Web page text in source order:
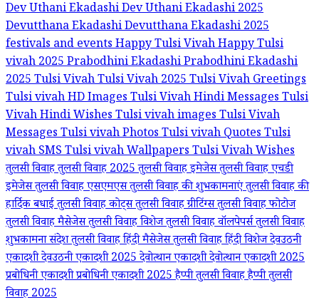
Dev Uthani EkadashiDev Uthani Ekadashi 2025
Devutthana EkadashiDevutthana Ekadashi 2025
festivals and eventsHappy Tulsi VivahHappy Tulsi
vivah 2025Prabodhini EkadashiPrabodhini Ekadashi
2025Tulsi VivahTulsi Vivah 2025Tulsi Vivah Greetings
Tulsi vivah HD ImagesTulsi Vivah Hindi MessagesTulsi
Vivah Hindi WishesTulsi vivah imagesTulsi Vivah
MessagesTulsi vivah PhotosTulsi vivah QuotesTulsi
vivah SMSTulsi vivah WallpapersTulsi Vivah Wishes
तुलसी विवाहतुलसी विवाह 2025तुलसी विवाह इमेजेसतुलसी विवाह एचडी
इमेजेसतुलसी विवाह एसएमएसतुलसी विवाह की शुभकामनाएंतुलसी विवाह की
हार्दिक बधाईतुलसी विवाह कोट्सतुलसी विवाह ग्रीटिंग्सतुलसी विवाह फोटोज
तुलसी विवाह मैसेजेसतुलसी विवाह विशेजतुलसी विवाह वॉलपेपर्सतुलसी विवाह
शुभकामना संदेशतुलसी विवाह हिंदी मैसेजेसतुलसी विवाह हिंदी विशेजदेवउठनी
एकादशीदेवउठनी एकादशी 2025देवोत्थान एकादशीदेवोत्थान एकादशी 2025
प्रबोधिनी एकादशीप्रबोधिनी एकादशी 2025हैप्पी तुलसी विवाहहैप्पी तुलसी
विवाह 2025